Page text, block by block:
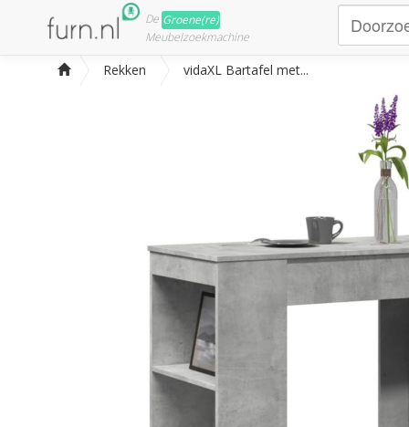
De Groene(re)
Meubelzoekmachine
Rekken vidaXL Bartafel met...